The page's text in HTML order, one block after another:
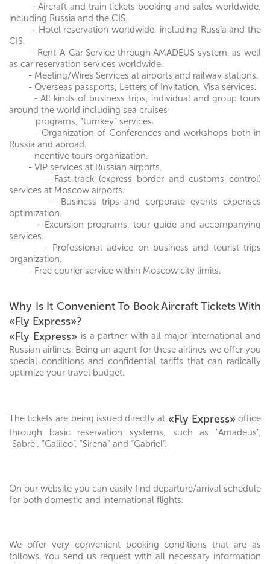
- Aircraft and train tickets booking and sales worldwide,
including Russia and the CIS.
- Hotel reservation worldwide, including Russia and the
CIS.
- Rent-A-Car Service through AMADEUS system, as well
as car reservation services worldwide.
- Meeting/Wires Services at airports and railway stations.
- Overseas passports, Letters of Invitation, Visa services.
- All kinds of business trips, individual and group tours
around the world including sea cruises
programs, “turnkey” services.
- Organization of Conferences and workshops both in
Russia and abroad.
- ncentive tours organization.
- VIP services at Russian airports.
- Fast-track (express border and customs control)
services at Moscow airports.
- Business trips and corporate events expenses
optimization.
- Excursion programs, tour guide and accompanying
services.
- Professional advice on business and tourist trips
organization.
- Free courier service within Moscow city limits.
Why Is It Convenient To Book Aircraft Tickets With
«Fly Express»?
«Fly Express» is a partner with all major international and
Russian airlines. Being an agent for these airlines we offer you
special conditions and confidential tariffs that can radically
optimize your travel budget.
The tickets are being issued directly at «Fly Express» office
through basic reservation systems, such as "Amadeus",
"Sabre", "Galileo“, "Sirena” and “Gabriel”.
On our website you can easily find departure/arrival schedule
for both domestic and international flights.
We offer very convenient booking conditions that are as
follows. You send us request with all necessary information